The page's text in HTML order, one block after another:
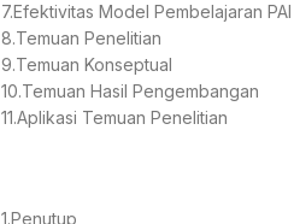
7.Efektivitas Model Pembelajaran
8.Temuan Penelitian
9.Temuan Konseptual
10.Temuan Hasil Pengembangan
11.Aplikasi Temuan Penelitian
1.Penutup